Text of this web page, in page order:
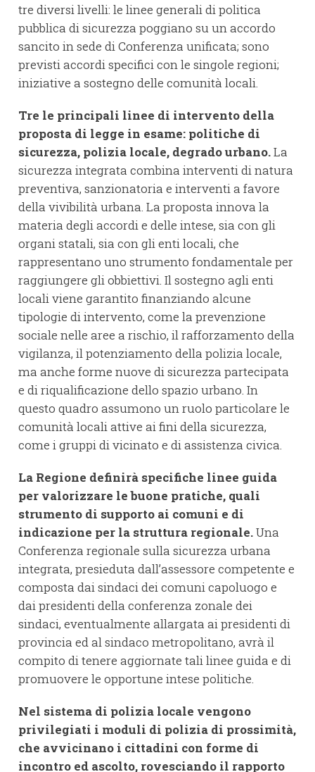
tre diversi livelli: le linee generali di politica
pubblica di sicurezza poggiano su un accordo
sancito in sede di Conferenza unificata; sono
previsti accordi specifici con le singole regioni;
iniziative a sostegno delle comunità locali.
Tre le principali linee di intervento della
proposta di legge in esame: politiche di
sicurezza, polizia locale, degrado urbano.La
sicurezza integrata combina interventi di natura
preventiva, sanzionatoria e interventi a favore
della vivibilità urbana. La proposta innova la
materia degli accordi e delle intese, sia con gli
organi statali, sia con gli enti locali, che
rappresentano uno strumento fondamentale per
raggiungere gli obbiettivi. Il sostegno agli enti
locali viene garantito finanziando alcune
tipologie di intervento, come la prevenzione
sociale nelle aree a rischio, il rafforzamento della
vigilanza, il potenziamento della polizia locale,
ma anche forme nuove di sicurezza partecipata
e di riqualificazione dello spazio urbano. In
questo quadro assumono un ruolo particolare le
comunità locali attive ai fini della sicurezza,
come i gruppi di vicinato e di assistenza civica.
La Regione definirà specifiche linee guida
per valorizzare le buone pratiche, quali
strumento di supporto ai comuni e di
indicazione per la struttura regionale.Una
Conferenza regionale sulla sicurezza urbana
integrata, presieduta dall’assessore competente e
composta dai sindaci dei comuni capoluogo e
dai presidenti della conferenza zonale dei
sindaci, eventualmente allargata ai presidenti di
provincia ed al sindaco metropolitano, avrà il
compito di tenere aggiornate tali linee guida e di
promuovere le opportune intese politiche.
Nel sistema di polizia locale vengono
privilegiati i moduli di polizia di prossimità,
che avvicinano i cittadini con forme di
incontro ed ascolto, rovesciando il rapporto